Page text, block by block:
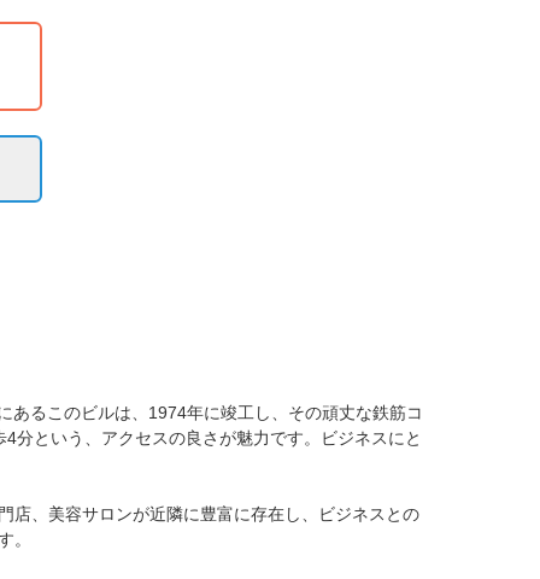
るこのビルは、1974年に竣工し、その頑丈な鉄筋コ
分という、アクセスの良さが魅力です。ビジネスにと
店、美容サロンが近隣に豊富に存在し、ビジネスとの
。